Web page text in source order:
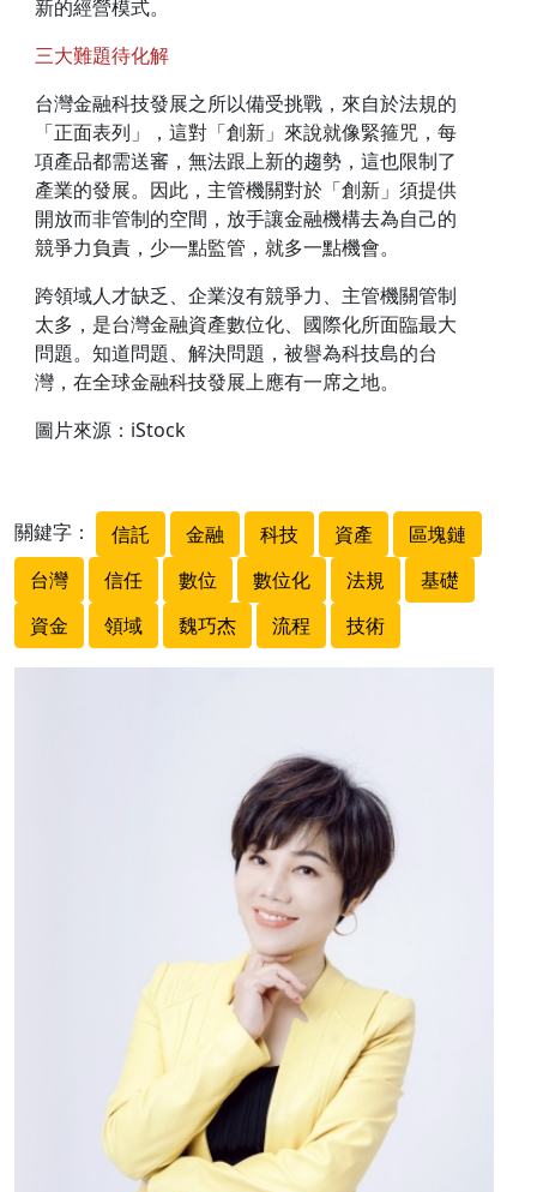
新的經營模式。
三大難題待化解
台灣金融科技發展之所以備受挑戰，來自於法規的
「正面表列」，這對「創新」來說就像緊箍咒，每
項產品都需送審，無法跟上新的趨勢，這也限制了
產業的發展。因此，主管機關對於「創新」須提供
開放而非管制的空間，放手讓金融機構去為自己的
競爭力負責，少一點監管，就多一點機會。
跨領域人才缺乏、企業沒有競爭力、主管機關管制
太多，是台灣金融資產數位化、國際化所面臨最大
問題。知道問題、解決問題，被譽為科技島的台
灣，在全球金融科技發展上應有一席之地。
圖片來源：iStock
關鍵字： 信託 金融 科技 資產
區塊鏈
台灣
信任 數位 數位化 法規
基礎
資金
領域 魏巧杰 流程 技術